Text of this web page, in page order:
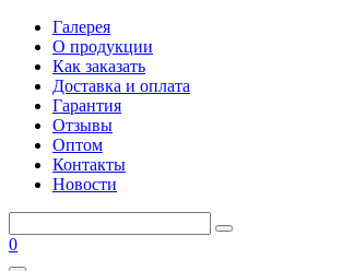
Галерея
О продукции
Как заказать
Доставка и оплата
Гарантия
Отзывы
Оптом
Контакты
Новости
0